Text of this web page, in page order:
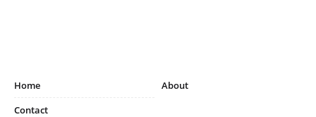
Home
About
Contact